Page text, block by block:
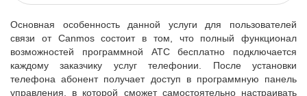
Основная особенность данной услуги для пользователей
связи от Canmos состоит в том, что полный функционал
возможностей программной АТС бесплатно подключается
каждому заказчику услуг телефонии. После установки
телефона абонент получает доступ в программную панель
управления, в которой сможет самостоятельно настраивать